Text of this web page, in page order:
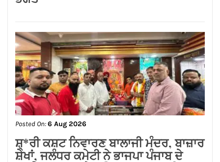
Posted On:6 Aug 2026
ਸਪੀਕਰ ਇਹ ਯਕੀਨੀ ਬਣਾਉਣ ਕਿ ਇਕਪੱਖੀ
ਰਾਜਨੀਤੀ ਤੱਥਾਂ ਅਤੇ ਨਿਰਪੱਖਤਾ ‘ਤੇ ਹਾਵੀ ਨਾ
ਹੋਵੇ: ਅਸ਼ਵਨੀ ਸ਼ਰਮਾ*